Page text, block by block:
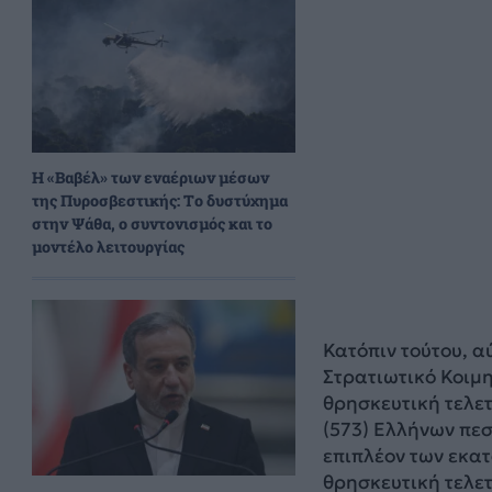
H «Βαβέλ» των εναέριων μέσων
της Πυροσβεστικής: Το δυστύχημα
στην Ψάθα, ο συντονισμός και το
μοντέλο λειτουργίας
Κατόπιν τούτου,
Στρατιωτικό
θρησκευτική
(573) Ελλήνων
επιπλέον των
θρησκευτική